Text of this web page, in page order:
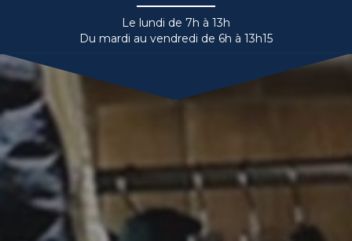
Le lundi de 7h à 13h
Du mardi au vendredi de 6h à 13h15